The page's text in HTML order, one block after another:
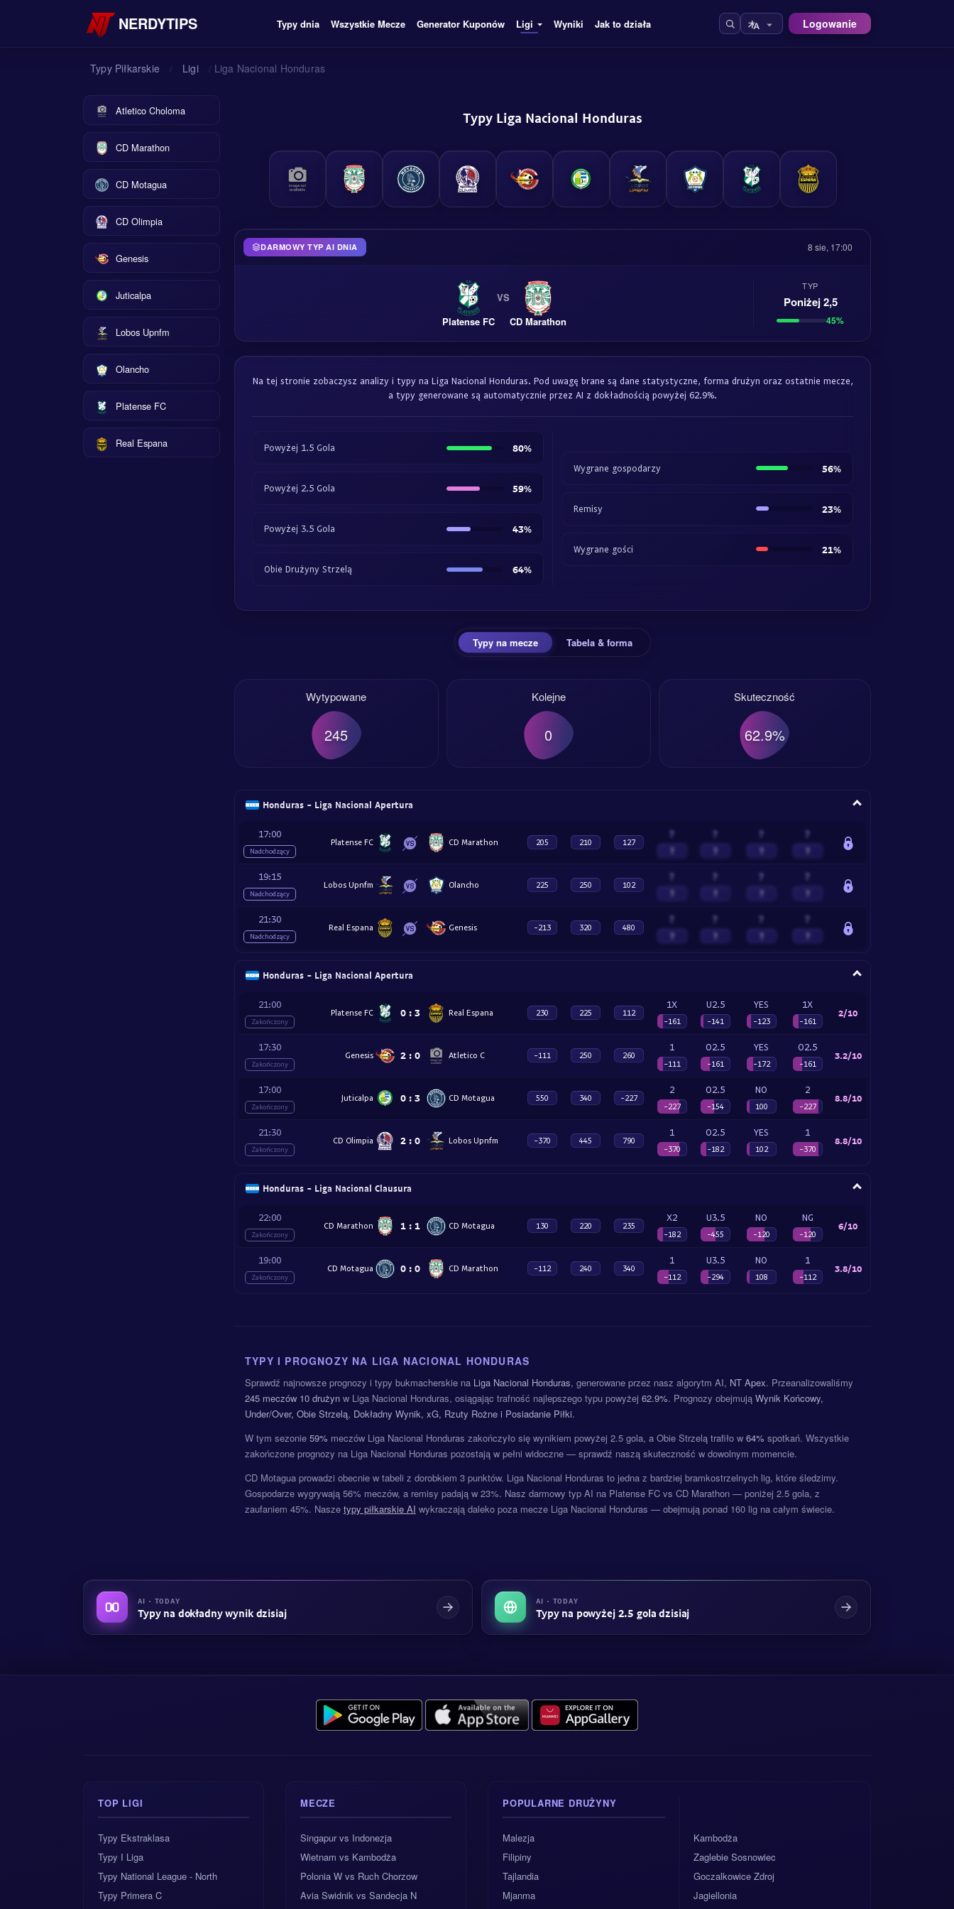
NERDYTIPS Typy dnia Wszystkie Mecze Generator Kuponów Ligi Wyniki Jak to działa Logowanie
Typy Piłkarskie / Ligi / Liga Nacional Honduras
Atletico Choloma
CD Marathon
CD Motagua
CD Olimpia
Genesis
Juticalpa
Lobos Upnfm
Olancho
Platense FC
Real Espana
Typy Liga Nacional Honduras
DARMOWY TYP AI DNIA 8 sie, 17:00
Platense FC
VS
CD Marathon
TYP
Poniżej 2,5
45%
Na tej stronie zobaczysz analizy i typy na Liga Nacional Honduras. Pod uwagę brane są dane statystyczne, forma drużyn oraz ostatnie mecze,
a typy generowane są automatycznie przez AI z dokładnością powyżej 62.9%.
Powyżej 1.5 Gola 80%
Powyżej 2.5 Gola 59%
Powyżej 3.5 Gola 43%
Obie Drużyny Strzelą 64%
Wygrane gospodarzy 56%
Remisy 23%
Wygrane gości 21%
Typy na mecze Tabela & forma
Wytypowane
245
Kolejne
0
Skuteczność
62.9%
Honduras - Liga Nacional Apertura
17:00
Nadchodzący
Platense FC CD Marathon 205 210 127
? ? ? ?
19:15
Nadchodzący
Lobos Upnfm Olancho 225 250 102
? ? ? ?
21:30
Nadchodzący
Real Espana Genesis -213 320 480
? ? ? ?
Honduras - Liga Nacional Apertura
21:00
Zakończony
Platense FC 0 : 3 Real Espana 230 225 112
1X
-161
U2.5
-141
YES
-123
1X
-161
2/10
17:30
Zakończony
Genesis 2 : 0 Atletico C -111 250 260
1
-111
O2.5
-161
YES
-172
O2.5
-161
3.2/10
17:00
Zakończony
Juticalpa 0 : 3 CD Motagua 550 340 -227
2
-227
O2.5
-154
NO
100
2
-227
8.8/10
21:30
Zakończony
CD Olimpia 2 : 0 Lobos Upnfm -370 445 790
1
-370
O2.5
-182
YES
102
1
-370
8.8/10
Honduras - Liga Nacional Clausura
22:00
Zakończony
CD Marathon 1 : 1 CD Motagua 130 220 235
X2
-182
U3.5
-455
NO
-120
NG
-120
6/10
19:00
Zakończony
CD Motagua 0 : 0 CD Marathon -112 240 340
1
-112
U3.5
-294
NO
108
1
-112
3.8/10
TYPY I PROGNOZY NA LIGA NACIONAL HONDURAS
Sprawdź najnowsze prognozy i typy bukmacherskie na Liga Nacional Honduras, generowane przez nasz algorytm AI, NT Apex. Przeanalizowaliśmy
245 meczów 10 drużyn w Liga Nacional Honduras, osiągając trafność najlepszego typu powyżej 62.9%. Prognozy obejmują Wynik Końcowy,
Under/Over, Obie Strzelą, Dokładny Wynik, xG, Rzuty Rożne i Posiadanie Piłki.
W tym sezonie 59% meczów Liga Nacional Honduras zakończyło się wynikiem powyżej 2.5 gola, a Obie Strzelą trafiło w 64% spotkań. Wszystkie
zakończone prognozy na Liga Nacional Honduras pozostają w pełni widoczne — sprawdź naszą skuteczność w dowolnym momencie.
CD Motagua prowadzi obecnie w tabeli z dorobkiem 3 punktów. Liga Nacional Honduras to jedna z bardziej bramkostrzelnych lig, które śledzimy.
Gospodarze wygrywają 56% meczów, a remisy padają w 23%. Nasz darmowy typ AI na Platense FC vs CD Marathon — poniżej 2.5 gola, z
zaufaniem 45%. Nasze typy piłkarskie AI wykraczają daleko poza mecze Liga Nacional Honduras — obejmują ponad 160 lig na całym świecie.
AI · TODAY
Typy na dokładny wynik dzisiaj
AI · TODAY
Typy na powyżej 2.5 gola dzisiaj
TOP LIGI
Typy Ekstraklasa
Typy I Liga
Typy National League - North
Typy Primera C
MECZE
Singapur vs Indonezja
Wietnam vs Kambodża
Polonia W vs Ruch Chorzow
Avia Swidnik vs Sandecja N
POPULARNE DRUŻYNY
Malezja
Filipiny
Tajlandia
Mjanma
Kambodża
Zaglebie Sosnowiec
Goczalkowice Zdroj
Jagiellonia